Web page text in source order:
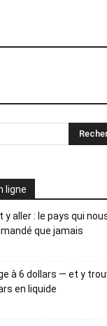
ligne
aller : le pays qui
que jamais
à 6 dollars — et y
en liquide